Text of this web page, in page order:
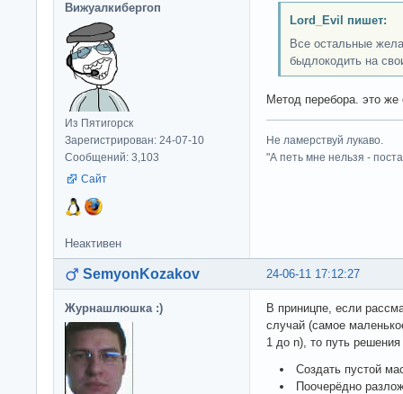
Вижуалкибергоп
Из Пятигорск
Зарегистрирован: 24-07-10
Сообщений: 3,103
Сайт
Lord_Evil пишет:
Все остальные
быдлокодить на
Метод перебора. это же
Не ламерствуй лукаво.
"А петь мне нельзя -
Неактивен
24-06-11 17:12:27
SemyonKozakov
Журнашлюшка :)
В приницпе, если
случай (самое
1 до n), то путь
Создать пустой
Поочерёдно